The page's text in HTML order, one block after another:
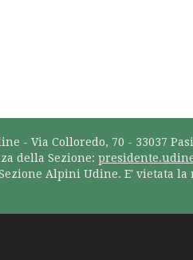
- Via Colloredo, 70 - 33037
della Sezione:
Alpini Udine. E' vietata